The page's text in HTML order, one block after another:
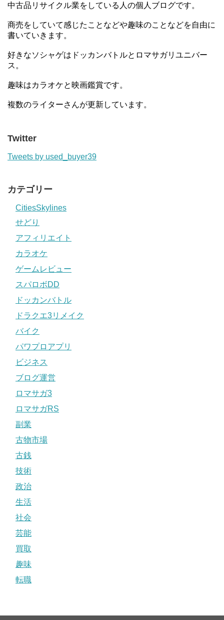
中古品リサイクル業をしている人の個人ブログです。
商売をしていて感じたことなどや趣味のことなどを自由に
書いていきます。
好きなソシャゲはドッカンバトルとロマサガリユニバー
ス。
趣味はカラオケと映画鑑賞です。
複数のライターさんが更新しています。
Twitter
Tweets by used_buyer39
カテゴリー
CitiesSkylines
せどり
アフィリエイト
カラオケ
ゲームレビュー
スパロボDD
ドッカンバトル
ドラクエ3リメイク
バイク
パワプロアプリ
ビジネス
ブログ運営
ロマサガ3
ロマサガRS
副業
古物市場
古銭
技術
政治
生活
社会
芸能
買取
趣味
転職